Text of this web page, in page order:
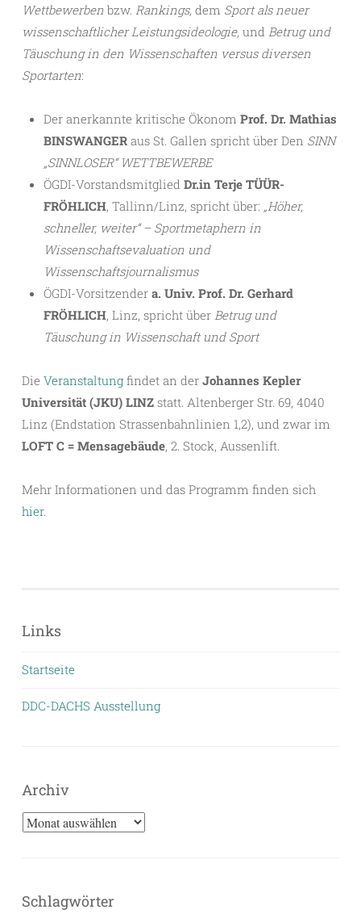
Wettbewerben bzw. Rankings, dem Sport als neuer
wissenschaftlicher Leistungsideologie, und Betrug und
Täuschung in den Wissenschaften versus diversen
Sportarten:
Der anerkannte kritische Ökonom Prof. Dr. Mathias
BINSWANGER aus St. Gallen spricht über Den SINN
„SINNLOSER“ WETTBEWERBE
ÖGDI-Vorstandsmitglied Dr.in Terje TÜÜR-
FRÖHLICH, Tallinn/Linz, spricht über: „Höher,
schneller, weiter“ – Sportmetaphern in
Wissenschaftsevaluation und
Wissenschaftsjournalismus
ÖGDI-Vorsitzender a. Univ. Prof. Dr. Gerhard
FRÖHLICH, Linz, spricht über Betrug und
Täuschung in Wissenschaft und Sport
Die Veranstaltung findet an der Johannes Kepler
Universität (JKU) LINZ statt. Altenberger Str. 69, 4040
Linz (Endstation Strassenbahnlinien 1,2), und zwar im
LOFT C = Mensagebäude, 2. Stock, Aussenlift.
Mehr Informationen und das Programm finden sich
hier.
Links
Startseite
DDC-DACHS Ausstellung
Archiv
Archiv
Schlagwörter